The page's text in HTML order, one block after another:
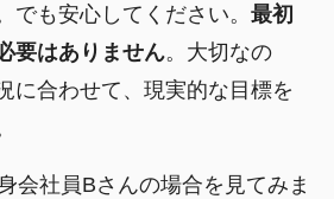
でも安心してください。 最初
要はありません。大切なの
に合わせて、現実的な目標を
会社員Bさんの場合を見てみま